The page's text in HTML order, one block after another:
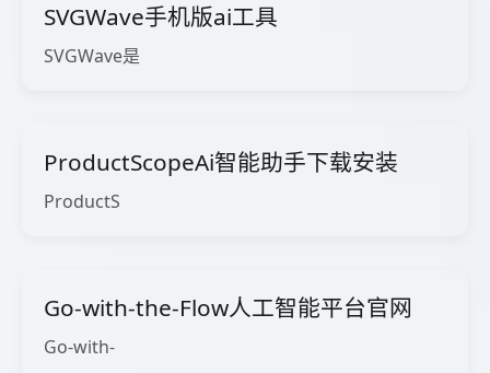
SVGWave手机版ai工具
SVGWave是
ProductScopeAi智能助手下载安装
ProductS
Go-with-the-Flow人工智能平台官网
Go-with-